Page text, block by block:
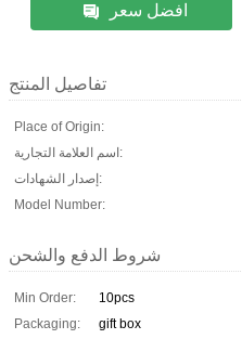
افضل سعر
تفاصيل المنتج
Place of Origin:
اسم العلامة التجارية:
إصدار الشهادات:
Model Number:
شروط الدفع والشحن
Min Order:
10pcs
Packaging:
gift box